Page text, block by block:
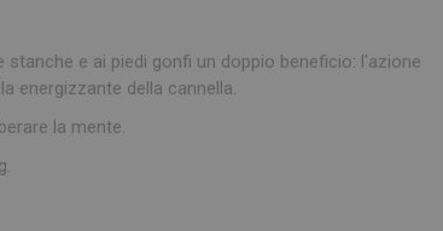
e ai piedi gonfi un doppio beneficio: l'azione
energizzante della cannella.
la mente.